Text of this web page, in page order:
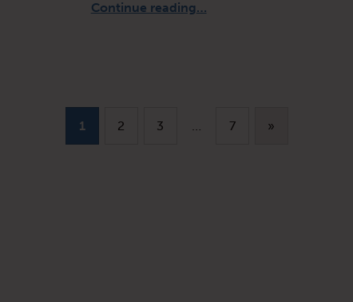
Continue reading…
1 2 3 … 7 Next page
»